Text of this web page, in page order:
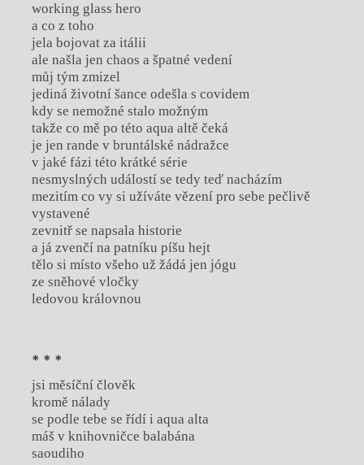
working glass hero
a co z toho
jela bojovat za itálii
ale našla jen chaos a špatné vedení
můj tým zmizel
jediná životní šance odešla s covidem
kdy se nemožné stalo možným
takže co mě po této aqua altě čeká
je jen rande v bruntálské nádražce
v jaké fázi této krátké série
nesmyslných událostí se tedy teď nacházím
mezitím co vy si užíváte vězení pro sebe pečlivě
vystavené
zevnitř se napsala historie
a já zvenčí na patníku píšu hejt
tělo si místo všeho už žádá jen jógu
ze sněhové vločky
ledovou královnou
* * *
jsi měsíční člověk
kromě nálady
se podle tebe se řídí i aqua alta
máš v knihovničce balabána
saoudiho